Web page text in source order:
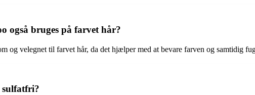
også bruges på farvet hår?
og velegnet til farvet hår, da det hjælper med at bevare farven og samtidig
sulfatfri?